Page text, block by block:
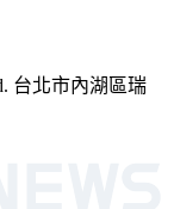
台北市內湖區瑞